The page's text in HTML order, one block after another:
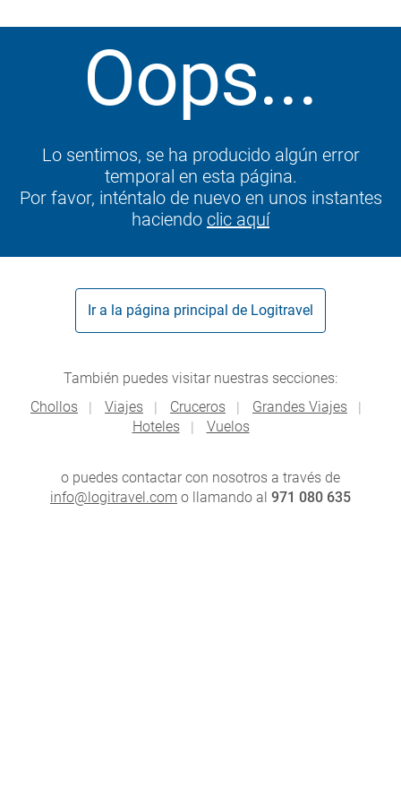
Oops...
Lo sentimos, se ha producido algún error
temporal en esta página.
Por favor, inténtalo de nuevo en unos instantes
haciendo clic aquí
Ir a la página principal de Logitravel
También puedes visitar nuestras secciones:
Chollos
Viajes Cruceros
Grandes Viajes
Hoteles
Vuelos
o puedes contactar con nosotros a través de
info@logitravel.com o llamando al 971 080 635